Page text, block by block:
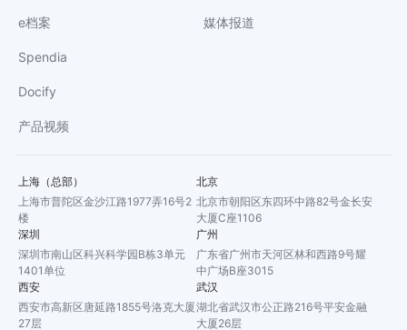
e档案
Spendia
Docify
产品视频
媒体报道
上海（总部）
上海市普陀区金沙江路1977弄16号2
楼
北京
北京市朝阳区东四环中路82号金长安
大厦C座1106
深圳
深圳市南山区科兴科学园B栋3单元
1401单位
广州
广东省广州市天河区林和西路9号耀
中广场B座3015
西安
西安市高新区唐延路1855号洛克大厦
27层
武汉
湖北省武汉市公正路216号平安金融
大厦26层